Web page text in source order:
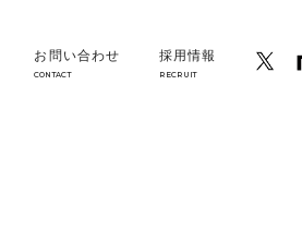
お問い合わせ
CONTACT
採用情報
RECRUIT